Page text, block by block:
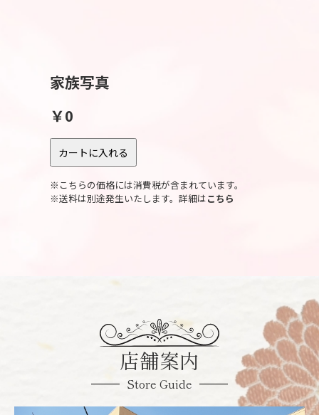
家族写真
￥0
※こちらの価格には消費税が含まれています。
※送料は別途発生いたします。詳細はこちら
店舗案内
Store Guide